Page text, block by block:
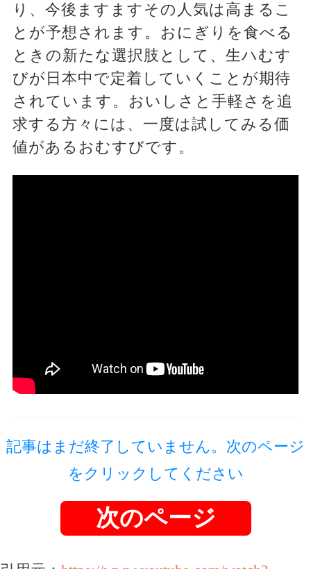
り、今後ますますその人気は高まるこ
とが予想されます。おにぎりを食べる
ときの新たな選択肢として、生ハむす
びが日本中で定着していくことが期待
されています。おいしさと手軽さを追
求する方々には、一度は試してみる価
値があるおむすびです。
記事はまだ終了していません。次のページ
をクリックしてください
次のページ